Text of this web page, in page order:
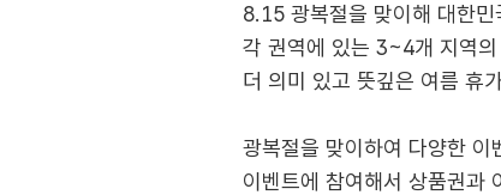
8.15 광복절을 맞이해 대한
각 권역에 있는 3~4개 지역
더 의미 있고 뜻깊은 여름 휴
광복절을 맞이하여 다양한
이벤트에 참여해서 상품권과